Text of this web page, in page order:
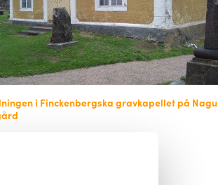
i Finckenbergska gravkapellet på Nagu